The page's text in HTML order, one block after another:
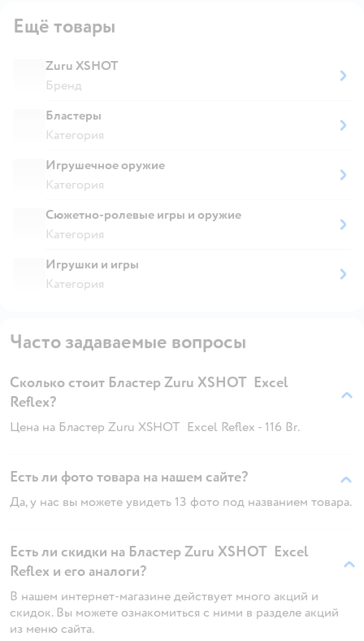
Ещё товары
Zuru XSHOT
Бренд
Бластеры
Категория
Игрушечное оружие
Категория
Сюжетно-ролевые игры и оружие
Категория
Игрушки и игры
Категория
Часто задаваемые вопросы
Сколько стоит Бластер Zuru XSHOT Excel
Reflex?
Цена на Бластер Zuru XSHOT Excel Reflex - 116 Br.
Есть ли фото товара на нашем сайте?
Да, у нас вы можете увидеть 13 фото под названием товара.
Есть ли скидки на Бластер Zuru XSHOT Excel
Reflex и его аналоги?
В нашем интернет-магазине действует много акций и
скидок. Вы можете ознакомиться с ними в разделе акций
из меню сайта.